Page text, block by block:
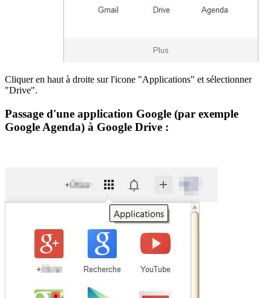
Cliquer en haut à droite sur l'icone "Applications" et sélectionner
"Drive".
Passage d'une application Google (par exemple
Google Agenda) à Google Drive :